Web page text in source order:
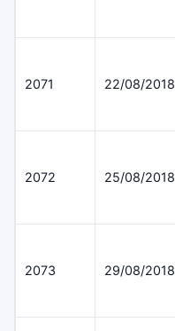
2071 22/08/2018
2072 25/08/2018
2073 29/08/2018